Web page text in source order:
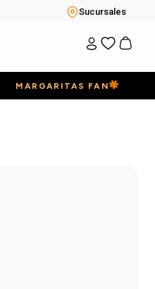
Sucursales
MARGARITAS FAN